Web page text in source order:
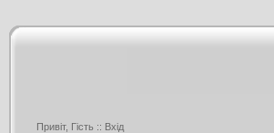
Привіт, Гість :: Вхід